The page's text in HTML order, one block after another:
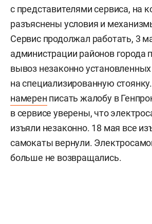
с представителями сервиса, на
разъяснены условия и
Сервис продолжал работать, 3
администрации районов города
вывоз незаконно
на специализированную
намерен писать жалобу в
в сервисе уверены, что
изъяли незаконно. 18 мая все
самокаты вернули.
больше не возвращались.